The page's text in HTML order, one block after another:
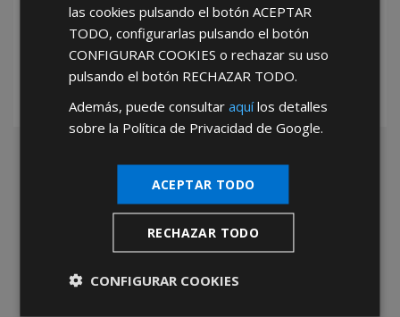
*Abstenerse particulares, sólo venta a tiendas y empresas minoristas y
las cookies pulsando el botónACEPTAR
TODO, configurarlas pulsando el botón
CONFIGURAR COOKIES o rechazar su uso
pulsando el botón RECHAZAR TODO.
Además, puede consultaraquílos detalles
sobre la Política de Privacidad de Google.
ACEPTAR TODO
RECHAZAR TODO
CONFIGURAR COOKIES